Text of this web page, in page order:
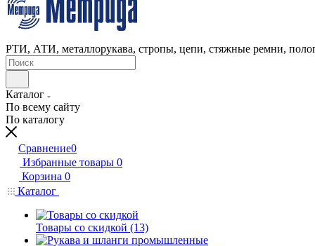
РТИ, АТИ, металлорукава, стропы, цепи, стяжные ремни,
Каталог
По всему сайту
По каталогу
Сравнение0
Избранные товары 0
Корзина 0
Каталог
Товары со скидкой (13)